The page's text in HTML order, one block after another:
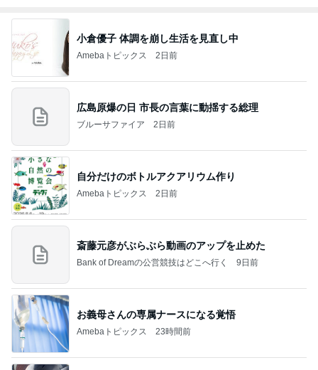
小倉優子 体調を崩し生活を見直し中
Amebaトピックス 2日前
広島原爆の日 市長の言葉に動揺する総理
ブルーサファイア 2日前
自分だけのボトルアクアリウム作り
Amebaトピックス 2日前
斎藤元彦がぶらぶら動画のアップを止めた
Bank of Dreamの公営競技はどこへ行く 9日前
お義母さんの専属ナースになる覚悟
Amebaトピックス 23時間前